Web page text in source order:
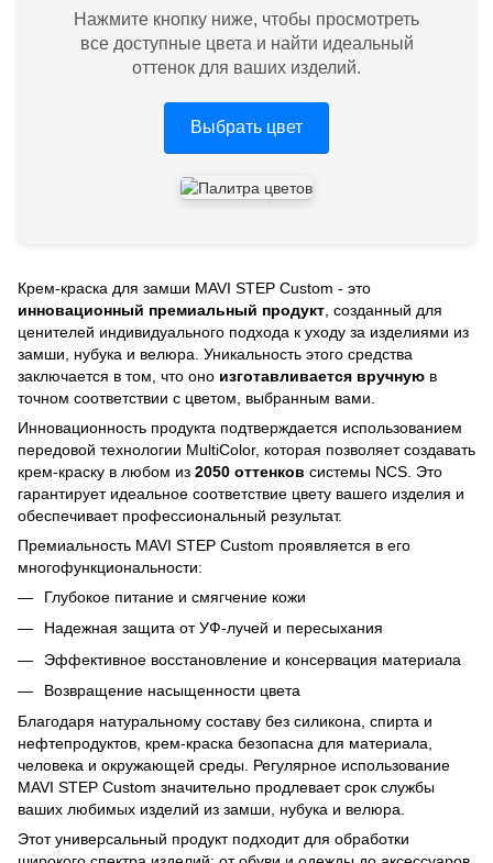
Нажмите кнопку ниже, чтобы просмотреть
все доступные цвета и найти идеальный
оттенок для ваших изделий.
Выбрать цвет
Крем-краска для замши MAVI STEP Custom - это
инновационный премиальный продукт , созданный для
ценителей индивидуального подхода к уходу за изделиями из
замши, нубука и велюра. Уникальность этого средства
заключается в том, что оно изготавливается вручную в
точном соответствии с цветом, выбранным вами.
Инновационность продукта подтверждается использованием
передовой технологии MultiColor, которая позволяет создавать
крем-краску в любом из 2050 оттенков системы NCS. Это
гарантирует идеальное соответствие цвету вашего изделия и
обеспечивает профессиональный результат.
Премиальность MAVI STEP Custom проявляется в его
многофункциональности:
Глубокое питание и смягчение кожи
Надежная защита от УФ-лучей и пересыхания
Эффективное восстановление и консервация материала
Возвращение насыщенности цвета
Благодаря натуральному составу без силикона, спирта и
нефтепродуктов, крем-краска безопасна для материала,
человека и окружающей среды. Регулярное использование
MAVI STEP Custom значительно продлевает срок службы
ваших любимых изделий из замши, нубука и велюра.
Этот универсальный продукт подходит для обработки